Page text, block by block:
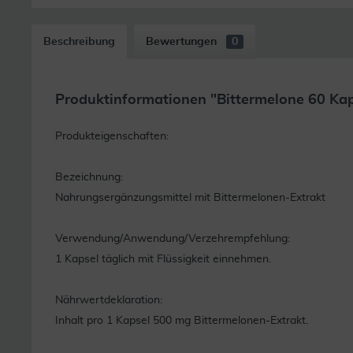
Beschreibung Bewertungen 0
Produktinformationen "Bittermelone 60
Produkteigenschaften:
Bezeichnung:
Nahrungsergänzungsmittel mit Bittermelonen-Extrakt
Verwendung/Anwendung/Verzehrempfehlung:
1 Kapsel täglich mit Flüssigkeit einnehmen.
Nährwertdeklaration:
Inhalt pro 1 Kapsel 500 mg Bittermelonen-Extrakt.